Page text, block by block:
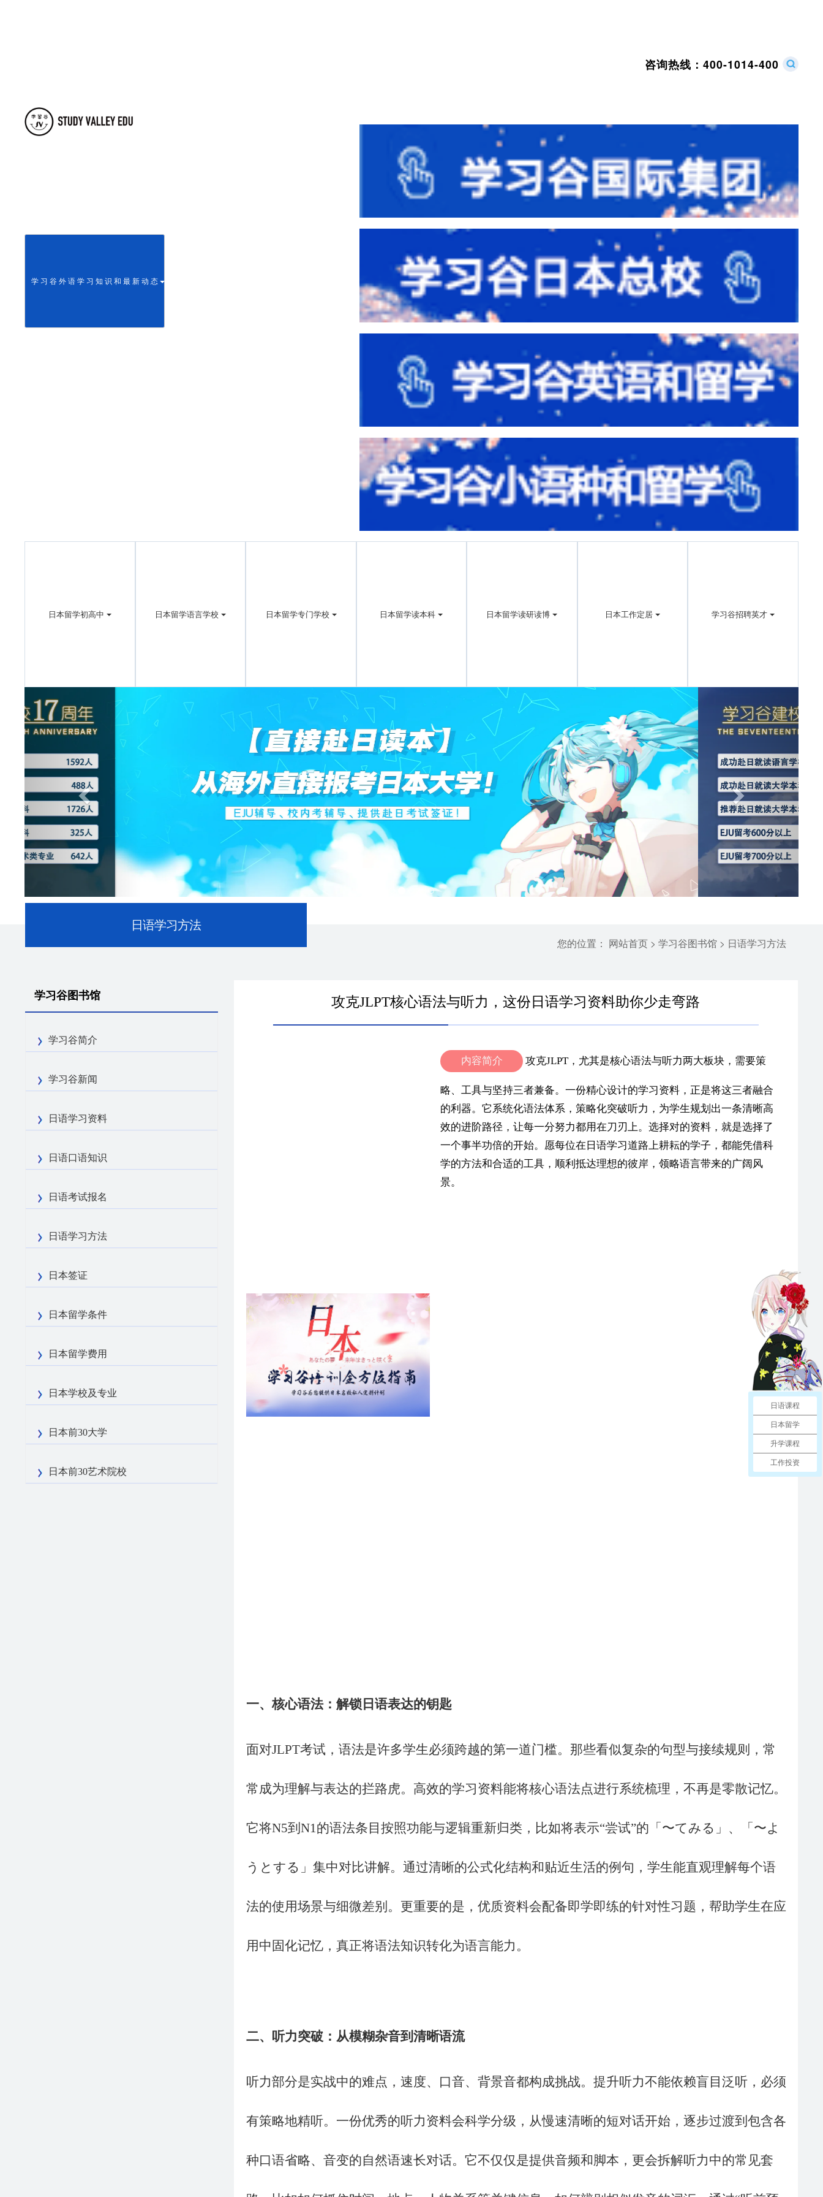
学 习 谷 外 语 学 习 知 识 和 最 新 动 态
咨询热线： 400-1014-400
日本留学初高中 日本留学语言学校 日本留学专门学校 日本留学读本科 日本留学读研读博 日本工作定居 学习谷招聘英才
日语学习方法
您的位置：
网站首页> 学习谷图书馆> 日语学习方法
学习谷图书馆
学习谷简介
学习谷新闻
日语学习资料
日语口语知识
日语考试报名
日语学习方法
日本签证
日本留学条件
日本留学费用
日本学校及专业
日本前30大学
日本前30艺术院校
攻克JLPT核心语法与听力，这份日语学习资料助你少走弯路
内容简介 攻克JLPT，尤其是核心语法与听力两大板块，需要策
略、工具与坚持三者兼备。一份精心设计的学习资料，正是将这三者融合
的利器。它系统化语法体系，策略化突破听力，为学生规划出一条清晰高
效的进阶路径，让每一分努力都用在刀刃上。选择对的资料，就是选择了
一个事半功倍的开始。愿每位在日语学习道路上耕耘的学子，都能凭借科
学的方法和合适的工具，顺利抵达理想的彼岸，领略语言带来的广阔风
景。
一、核心语法：解锁日语表达的钥匙
面对JLPT考试，语法是许多学生必须跨越的第一道门槛。那些看似复杂的句型与接续规则，常
常成为理解与表达的拦路虎。高效的学习资料能将核心语法点进行系统梳理，不再是零散记忆。
它将N5到N1的语法条目按照功能与逻辑重新归类，比如将表示“尝试”的「〜てみる」、「〜よ
うとする」集中对比讲解。通过清晰的公式化结构和贴近生活的例句，学生能直观理解每个语
法的使用场景与细微差别。更重要的是，优质资料会配备即学即练的针对性习题，帮助学生在应
用中固化记忆，真正将语法知识转化为语言能力。
二、听力突破：从模糊杂音到清晰语流
听力部分是实战中的难点，速度、口音、背景音都构成挑战。提升听力不能依赖盲目泛听，必须
有策略地精听。一份优秀的听力资料会科学分级，从慢速清晰的短对话开始，逐步过渡到包含各
种口语省略、音变的自然语速长对话。它不仅仅是提供音频和脚本，更会拆解听力中的常见套
日语课程
日本留学
升学课程
工作投资